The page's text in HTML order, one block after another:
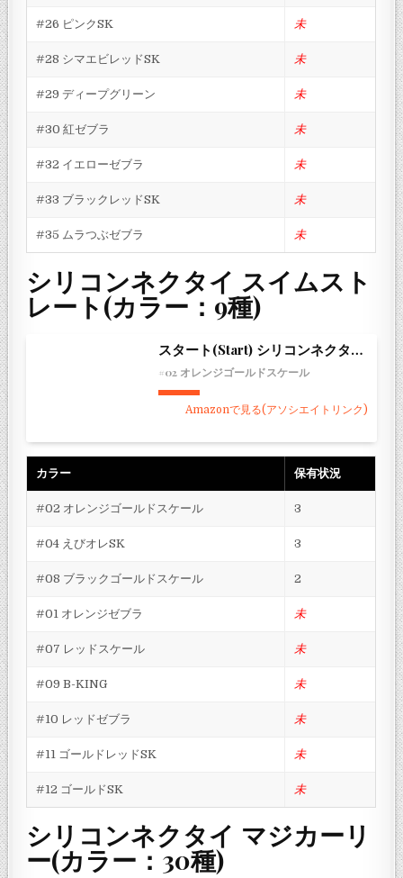
#26 ピンクSK 未
#28 シマエビレッドSK 未
#29 ディープグリーン 未
#30 紅ゼブラ 未
#32 イエローゼブラ 未
#33 ブラックレッドSK 未
#35 ムラつぶゼブラ 未
シリコンネクタイ スイムスト
レート(カラー：9種)
スタート(Start) シリコンネクタイ スイムストレート
#02 オレンジゴールドスケール
Amazonで見る(アソシエイトリンク)
カラー 保有状況
#02 オレンジゴールドスケール 3
#04 えびオレSK 3
#08 ブラックゴールドスケール 2
#01 オレンジゼブラ 未
#07 レッドスケール 未
#09 B-KING 未
#10 レッドゼブラ 未
#11 ゴールドレッドSK 未
#12 ゴールドSK 未
シリコンネクタイ マジカーリ
ー(カラー：30種)